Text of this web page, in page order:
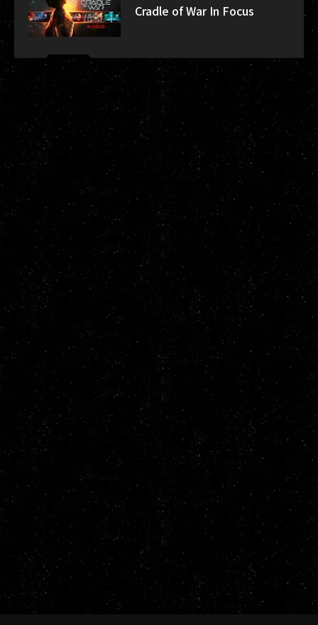
Cradle of War In Focus